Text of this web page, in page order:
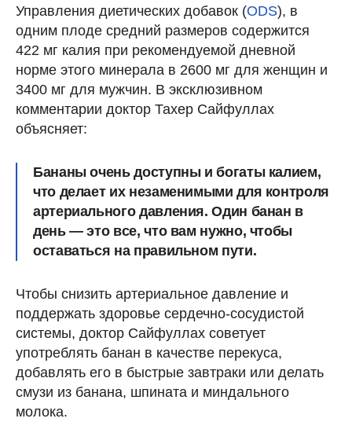
Управления диетических добавок (ODS), в
одним плоде средний размеров содержится
422 мг калия при рекомендуемой дневной
норме этого минерала в 2600 мг для женщин и
3400 мг для мужчин. В эксклюзивном
комментарии доктор Тахер Сайфуллах
объясняет:
Бананы очень доступны и богаты калием,
что делает их незаменимыми для контроля
артериального давления. Один банан в
день — это все, что вам нужно, чтобы
оставаться на правильном пути.
Чтобы снизить артериальное давление и
поддержать здоровье сердечно-сосудистой
системы, доктор Сайфуллах советует
употреблять банан в качестве перекуса,
добавлять его в быстрые завтраки или делать
смузи из банана, шпината и миндального
молока.